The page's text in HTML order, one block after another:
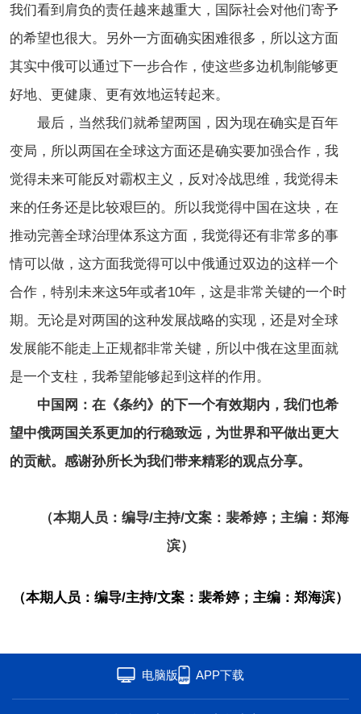
我们看到肩负的责任越来越重大，国际社会对他们寄予
的希望也很大。另外一方面确实困难很多，所以这方面
其实中俄可以通过下一步合作，使这些多边机制能够更
好地、更健康、更有效地运转起来。
最后，当然我们就希望两国，因为现在确实是百年
变局，所以两国在全球这方面还是确实要加强合作，我
觉得未来可能反对霸权主义，反对冷战思维，我觉得未
来的任务还是比较艰巨的。所以我觉得中国在这块，在
推动完善全球治理体系这方面，我觉得还有非常多的事
情可以做，这方面我觉得可以中俄通过双边的这样一个
合作，特别未来这5年或者10年，这是非常关键的一个时
期。无论是对两国的这种发展战略的实现，还是对全球
发展能不能走上正规都非常关键，所以中俄在这里面就
是一个支柱，我希望能够起到这样的作用。
中国网：在《条约》的下一个有效期内，我们也希
望中俄两国关系更加的行稳致远，为世界和平做出更大
的贡献。感谢孙所长为我们带来精彩的观点分享。
（本期人员：编导/主持/文案：裴希婷；主编：郑海
滨）
（本期人员：编导/主持/文案：裴希婷；主编：郑海滨）
电脑版 APP下载